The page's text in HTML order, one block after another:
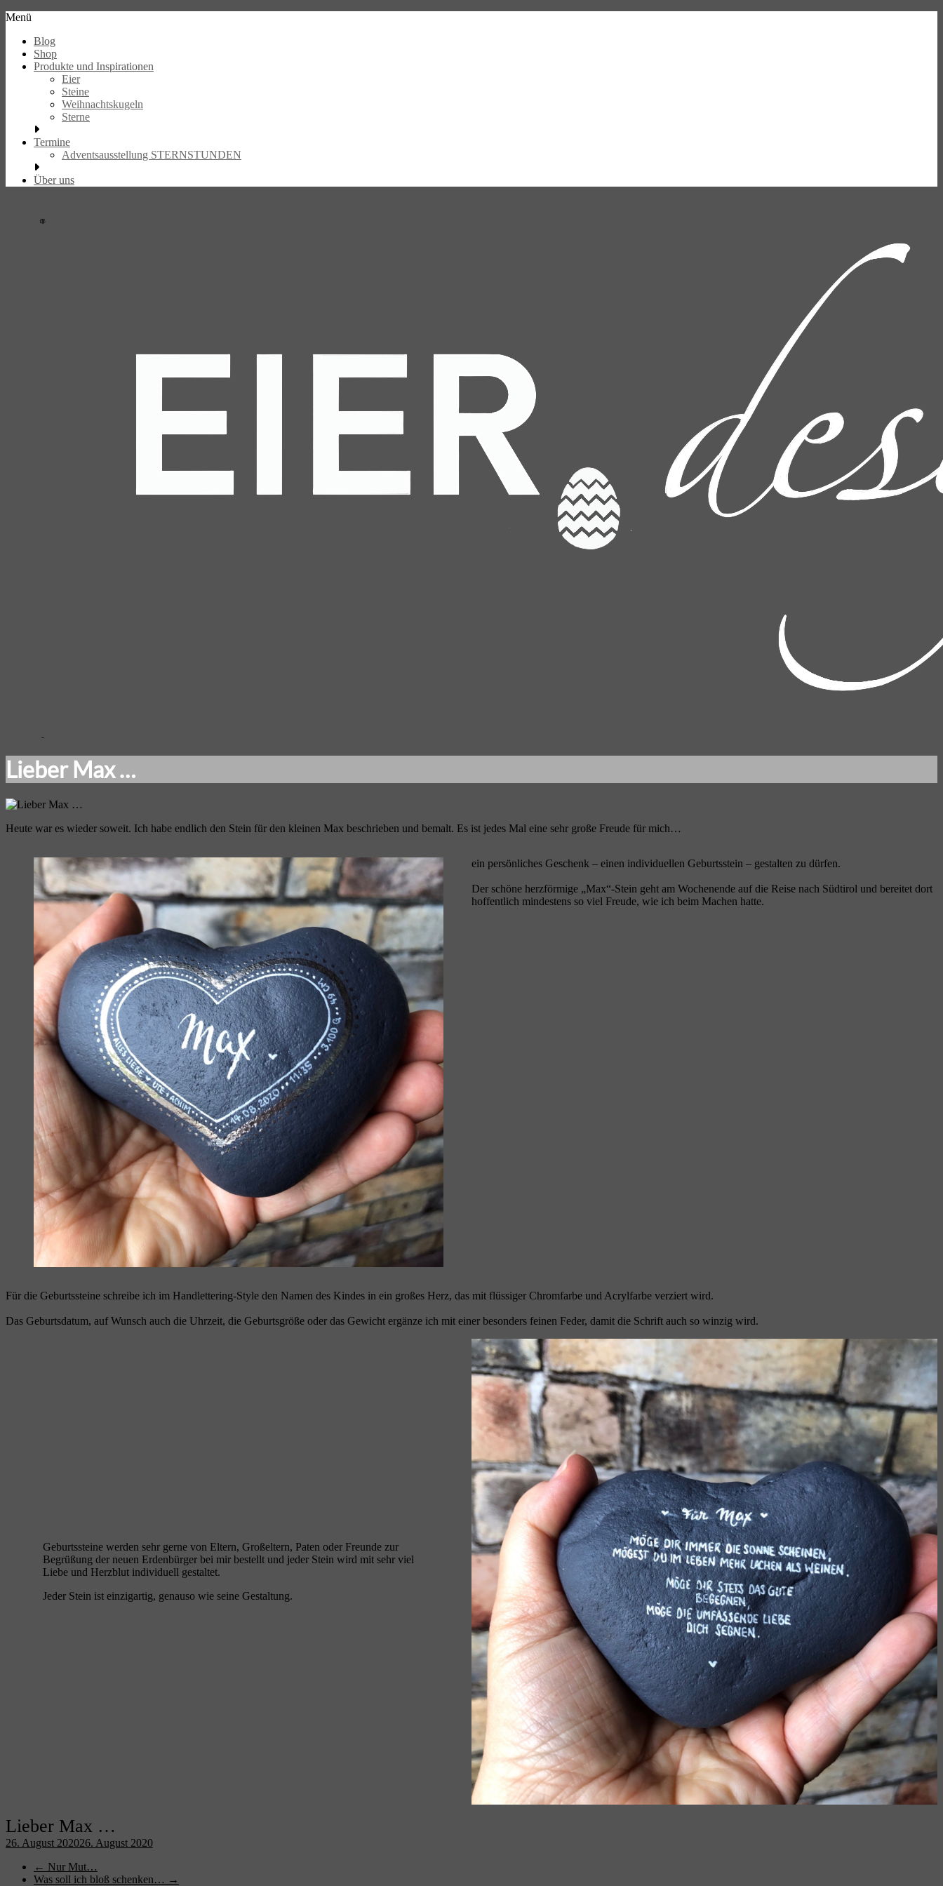
Skip
content
eier.design
Handbeschriebene
Unikate
Menü
Blog
Shop
Produkte und Inspirationen
Eier
Steine
Weihnachtskugeln
Sterne
Termine
Adventsausstellung STERNSTUNDEN
Über uns
Lieber Max …
Heute war es wieder soweit. Ich habe endlich den Stein für den kleinen Max beschrieben und bemalt. Es ist jedes Mal eine sehr große Freude für mich…
ein persönliches Geschenk – einen individuellen Geburtsstein – gestalten zu dürfen.
Der schöne herzförmige „Max“-Stein geht am Wochenende auf die Reise nach Südtirol und bereitet dort
hoffentlich mindestens so viel Freude, wie ich beim Machen hatte.
Für die Geburtssteine schreibe ich im Handlettering-Style den Namen des Kindes in ein großes Herz, das mit flüssiger Chromfarbe und Acrylfarbe verziert wird.
Das Geburtsdatum, auf Wunsch auch die Uhrzeit, die Geburtsgröße oder das Gewicht ergänze ich mit einer besonders feinen Feder, damit die Schrift auch so winzig wird.
Geburtssteine werden sehr gerne von Eltern, Großeltern, Paten oder Freunde zur
Begrüßung der neuen Erdenbürger bei mir bestellt und jeder Stein wird mit sehr viel
Liebe und Herzblut individuell gestaltet.
Jeder Stein ist einzigartig, genauso wie seine Gestaltung.
Lieber Max …
26. August 202026. August 2020
← Nur Mut…
Was soll ich bloß schenken… →